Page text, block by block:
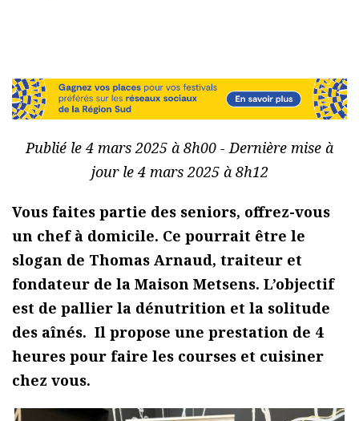
Publié le 4 mars 2025 à 8h00 - Dernière mise à
jour le 4 mars 2025 à 8h12
Vous faites partie des seniors, offrez-vous
un chef à domicile. Ce pourrait être le
slogan de Thomas Arnaud, traiteur et
fondateur de la Maison Metsens. L’objectif
est de pallier la dénutrition et la solitude
des aînés. Il propose une prestation de 4
heures pour faire les courses et cuisiner
chez vous.